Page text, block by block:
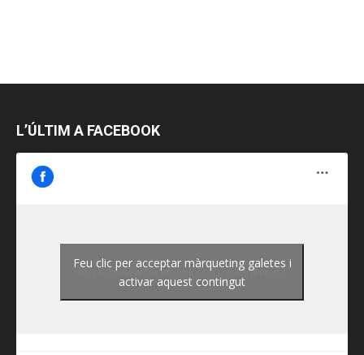
L’ÚLTIM A FACEBOOK
https://www.facebook.com/guiadereus/
Feu clic per acceptar màrqueting galetes i
activar aquest contingut